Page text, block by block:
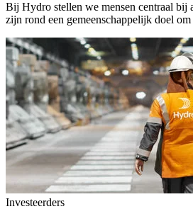
Bij Hydro stellen we mensen centraal bij
zijn rond een gemeenschappelijk doel
Investeerders